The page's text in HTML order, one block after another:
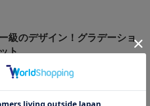
級のデザイン！グラデーショ
ト
をチェック↓